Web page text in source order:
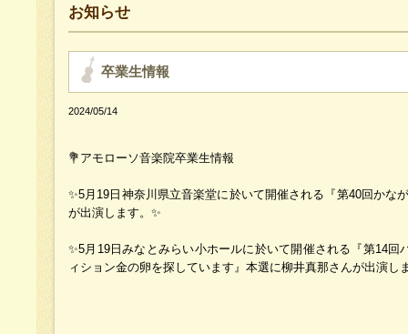
お知らせ
卒業生情報
2024/05/14
💐アモローソ音楽院卒業生情報
✨5月19日神奈川県立音楽堂に於いて開催される『第40回かな
が出演します。✨
✨5月19日みなとみらい小ホールに於いて開催される『第14
ィション金の卵を探しています』本選に柳井真那さんが出演し